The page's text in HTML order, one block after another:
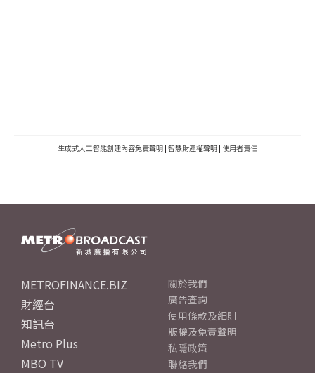
生成式人工智能創建內容免責聲明 | 智慧財產權聲明 | 使用者責任
METROFINANCE.BIZ
財經台
知訊台
Metro Plus
MBO TV
關於我們
廣告查詢
使用條款及細則
版權及免責聲明
私隱政策
聯絡我們